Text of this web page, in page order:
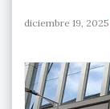
diciembre 19, 2025